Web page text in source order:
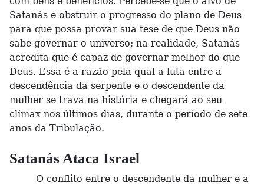
Satanás é obstruir o progresso do plano de Deus
para que possa provar sua tese de que Deus não
sabe governar o universo; na realidade, Satanás
acredita que é capaz de governar melhor do que
Deus. Essa é a razão pela qual a luta entre a
descendência da serpente e o descendente da
mulher se trava na história e chegará ao seu
clímax nos últimos dias, durante o período de sete
anos da Tribulação.
Satanás Ataca Israel
O conflito entre o descendente da mulher e a